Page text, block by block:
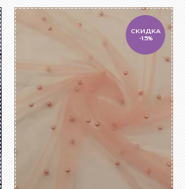
СКИДКА
-15%